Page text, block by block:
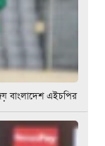
বাংলাদেশ এইচপির